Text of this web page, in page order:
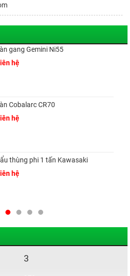
gang Gemini Ni55
hệ
Cobalarc CR70
hệ
thùng phi 1 tấn Kawasaki
hệ
3